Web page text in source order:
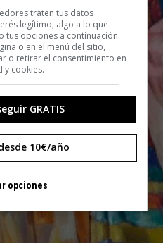
traten tus datos
legítimo, algo a lo que
tus opciones a continuación.
o en el menú del sitio,
o retirar el consentimiento en
y cookies.
GRATIS
10€/año
opciones